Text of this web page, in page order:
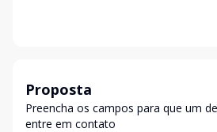
Proposta
Preencha os campos para que um
entre em contato